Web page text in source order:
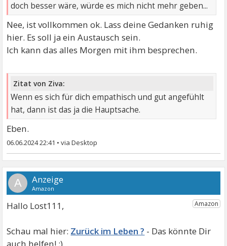
doch besser wäre, würde es mich nicht mehr geben...
Nee, ist vollkommen ok. Lass deine Gedanken ruhig
hier. Es soll ja ein Austausch sein.
Ich kann das alles Morgen mit ihm besprechen.
Zitat von Ziva:
Wenn es sich für dich empathisch und gut angefühlt
hat, dann ist das ja die Hauptsache.
Eben.
06.06.2024 22:41 •
A
Hallo Lost111,
Zurück im Leben ?